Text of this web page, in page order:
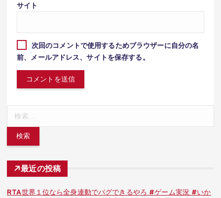
サイト
次回のコメントで使用するためブラウザーに自分の名
前、メールアドレス、サイトを保存する。
最近の投稿
RTA世界１位なら全身連動でバグできるやろ #ゲーム実況 #いか